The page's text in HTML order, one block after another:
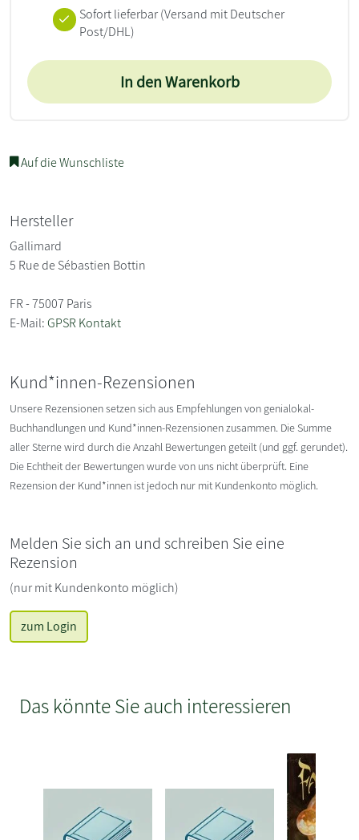
Sofort lieferbar(Versand mit Deutscher
Post/DHL)
In den Warenkorb
Auf die Wunschliste
Hersteller
Gallimard
5 Rue de Sébastien Bottin
FR - 75007 Paris
E-Mail:GPSR Kontakt
Kund*innen-Rezensionen
Unsere Rezensionen setzen sich aus Empfehlungen von genialokal-
Buchhandlungen und Kund*innen-Rezensionen zusammen. Die Summe
aller Sterne wird durch die Anzahl Bewertungen geteilt (und ggf. gerundet).
Die Echtheit der Bewertungen wurde von uns nicht überprüft. Eine
Rezension der Kund*innen ist jedoch nur mit Kundenkonto möglich.
Melden Sie sich an und schreiben Sie eine
Rezension
(nur mit Kundenkonto möglich)
zum Login
Das könnte Sie auch interessieren